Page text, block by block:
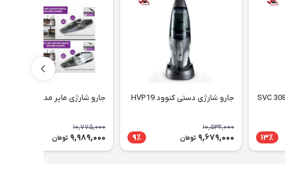
13٪
جارو شارژی دستی کنوود HVP19
10,532,000
9,679,000 تومان 9٪
جارو شارژی مایر مدل MR-12700
10,775,000
9,989,000 تومان